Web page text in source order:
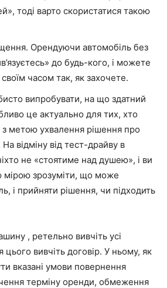
тоді варто скористатися такою
Орендуючи автомобіль без
до будь-кого, і можете
часом так, як захочете.
випробувати, на що здатний
це актуально для тих, хто
метою ухвалення рішення про
відміну від тест-драйву в
не «стоятиме над душею», і ви
зрозуміти, що може
і прийняти рішення, чи підходить
, ретельно вивчіть усі
вивчіть договір. У ньому, як
вказані умови повернення
терміну оренди, обмеження